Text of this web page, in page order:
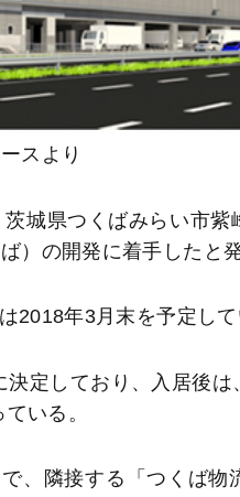
スより
城県つくばみらい市
）の開発に着手したと発
2018年3月末を予定して
定しており、入居後
いる。
、隣接する「つくば物